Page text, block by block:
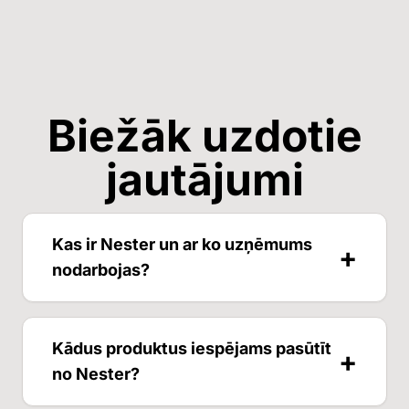
Biežāk uzdotie
jautājumi
Kas ir Nester un ar ko uzņēmums
nodarbojas?
+
Nester ir Latvijas uzņēmums, kas
specializējas dabīgā akmens, īpaši granīta,
Kādus produktus iespējams pasūtīt
no Nester?
+